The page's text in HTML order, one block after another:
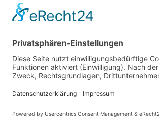
Deutschland:
fon:+49 2403 50127-5
email: info@taxikomm24.de